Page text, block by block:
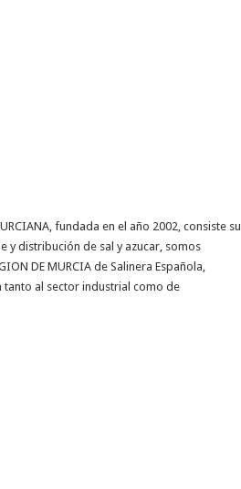
fundada en el año 2002, consiste su
y distribución de sal y azucar, somos
DE MURCIA de Salinera Española,
al sector industrial como de